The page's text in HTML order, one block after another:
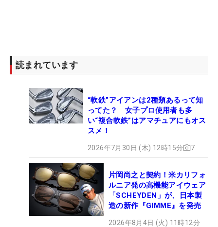
読まれています
“軟鉄”アイアンは2種類あるって知
ってた？ 女子プロ使用者も多
い“複合軟鉄”はアマチュアにもオス
スメ！
2026年7月30日 (木) 12時15分 7
片岡尚之と契約！米カリフォ
ルニア発の高機能アイウェア
「SCHEYDEN」が、日本製
造の新作『GIMME』を発売
2026年8月4日 (火) 11時12分